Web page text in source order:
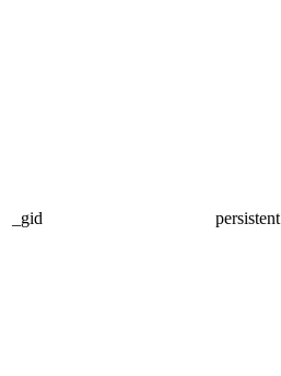
_gid persistent